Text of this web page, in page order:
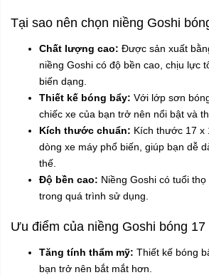
Tại sao nên chọn niềng Goshi
Chất lượng cao: Được sản xuất
niềng Goshi có độ bền cao, chịu lực
biến dạng.
Thiết kế bóng bẩy: Với lớp sơn
chiếc xe của bạn trở nên nổi bật và
Kích thước chuẩn: Kích thước 17 x
dòng xe máy phổ biến, giúp bạn dễ
thế.
Độ bền cao: Niềng Goshi có tuổi
trong quá trình sử dụng.
Ưu điểm của niềng Goshi bóng 17
Tăng tính thẩm mỹ: Thiết kế bóng
bạn trở nên bắt mắt hơn.